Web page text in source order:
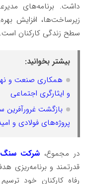
داشت. برنامه‌های
زیرساخت‌ها، افزایش
سطح زندگی کارکنان است.
بیشتر بخوانید:
همکاری صنعت و
و ایثارگری اجتماعی
بازگشت غرورآفرین
پروژه‌های فولادی و
در مجموع، شرکت
قدرتمند و برنامه‌ریزی
رفاه کارکنان خود